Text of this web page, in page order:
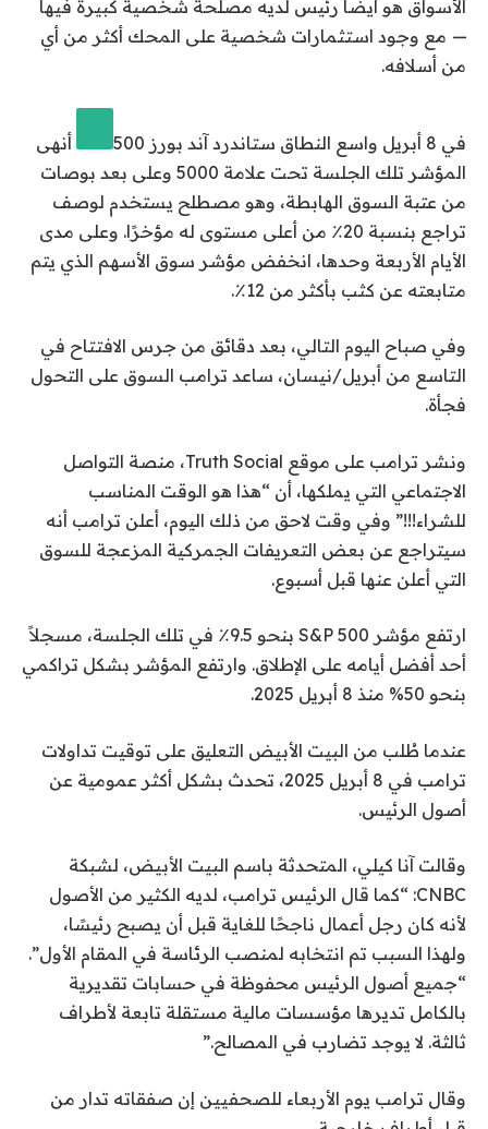
الأسواق هو أيضًا رئيس لديه مصلحة شخصية كبيرة فيها
— مع وجود استثمارات شخصية على المحك أكثر من أي
من أسلافه.
في 8 أبريل واسع النطاق ستاندرد آند بورز 500
أنهى
المؤشر تلك الجلسة تحت علامة 5000 وعلى بعد بوصات
من عتبة السوق الهابطة، وهو مصطلح يستخدم لوصف
تراجع بنسبة 20٪ من أعلى مستوى له مؤخرًا. وعلى مدى
الأيام الأربعة وحدها، انخفض مؤشر سوق الأسهم الذي يتم
متابعته عن كثب بأكثر من 12٪.
وفي صباح اليوم التالي، بعد دقائق من جرس الافتتاح في
التاسع من أبريل/نيسان، ساعد ترامب السوق على التحول
فجأة.
ونشر ترامب على موقع Truth Social، منصة التواصل
الاجتماعي التي يملكها، أن “هذا هو الوقت المناسب
للشراء!!!” وفي وقت لاحق من ذلك اليوم، أعلن ترامب أنه
سيتراجع عن بعض التعريفات الجمركية المزعجة للسوق
التي أعلن عنها قبل أسبوع.
ارتفع مؤشر S&P 500 بنحو 9.5٪ في تلك الجلسة، مسجلاً
أحد أفضل أيامه على الإطلاق. وارتفع المؤشر بشكل تراكمي
بنحو 50% منذ 8 أبريل 2025.
عندما طُلب من البيت الأبيض التعليق على توقيت تداولات
ترامب في 8 أبريل 2025، تحدث بشكل أكثر عمومية عن
أصول الرئيس.
وقالت آنا كيلي، المتحدثة باسم البيت الأبيض، لشبكة
CNBC: “كما قال الرئيس ترامب، لديه الكثير من الأصول
لأنه كان رجل أعمال ناجحًا للغاية قبل أن يصبح رئيسًا،
ولهذا السبب تم انتخابه لمنصب الرئاسة في المقام الأول”.
“جميع أصول الرئيس محفوظة في حسابات تقديرية
بالكامل تديرها مؤسسات مالية مستقلة تابعة لأطراف
ثالثة. لا يوجد تضارب في المصالح.”
وقال ترامب يوم الأربعاء للصحفيين إن صفقاته تدار من